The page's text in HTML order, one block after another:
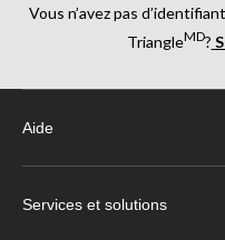
Vous n’avez pas
TriangleMD?
Aide
Services et solutions